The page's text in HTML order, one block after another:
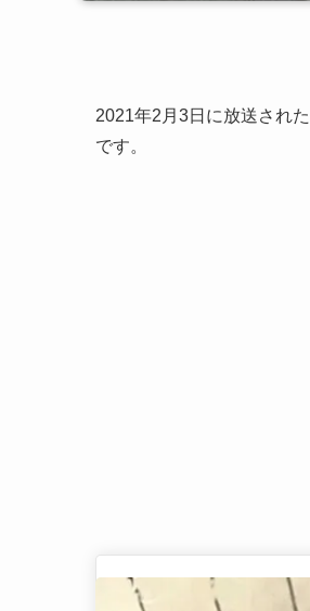
2021年2月3日に放送された
です。